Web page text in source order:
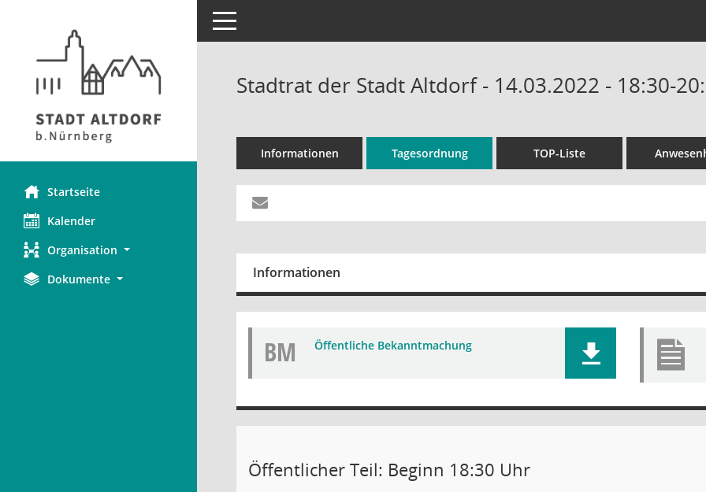
Startseite
Kalender
Organisation
Dokumente
Toggle navigation
Stadtrat der Stadt Altdorf - 14.03.2022 - 18:30-
Informationen Tagesordnung TOP-Liste
Informationen
BM Öffentliche Bekanntmachung
Öffentlicher Teil: Beginn 18:30 Uhr